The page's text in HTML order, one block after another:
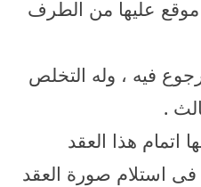
موقع عليها من الطرف
فيه ، وله التخلص
.
اتمام هذا العقد
فى استلام صورة العقد